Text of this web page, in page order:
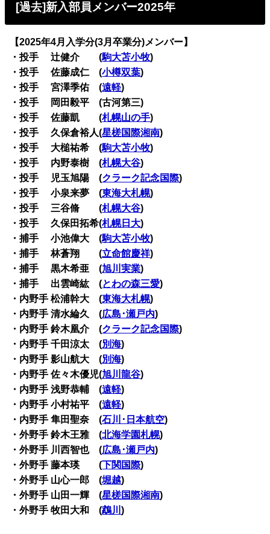
[過去]新入部員メンバー2025年
【2025年4月入学分(3月卒業分)メンバー】
・投手 辻健介 (駒大苫小牧)
・投手 佐藤成仁 (小樽双葉)
・投手 宮澤季佑 (遠軽)
・投手 岡田毅平 (古河第三)
・投手 佐藤凱 (札幌山の手)
・投手 久保倉裕人(星槎国際湘南)
・投手 大槌祐希 (駒大苫小牧)
・投手 内野泰樹 (札幌大谷)
・投手 児玉旭陽 (クラーク記念国際)
・投手 小泉来夢 (東海大札幌)
・投手 三谷脩 (札幌大谷)
・投手 久保田拓希(札幌日大)
・捕手 小池偉大 (駒大苫小牧)
・捕手 林蒼翔 (立命館慶祥)
・捕手 黒木希亜 (旭川実業)
・捕手 出雲崎紘 (とわの森三愛)
・内野手 松浦幹大 (東海大札幌)
・内野手 清水綸久 (広島･瀬戸内)
・内野手 鈴木凰介 (クラーク記念国際)
・内野手 千田涼太 (別海)
・内野手 影山航大 (別海)
・内野手 佐々木優児(旭川龍谷)
・内野手 浅野恭輔 (遠軽)
・内野手 小村祐平 (遠軽)
・内野手 隼田聖奈 (石川･日本航空)
・外野手 鈴木王雅 (北海学園札幌)
・外野手 川西智也 (広島･瀬戸内)
・外野手 藤本瑛 (下関国際)
・外野手 山心一郎 (堀越)
・外野手 山田一輝 (星槎国際湘南)
・外野手 牧田大和 (鵡川)